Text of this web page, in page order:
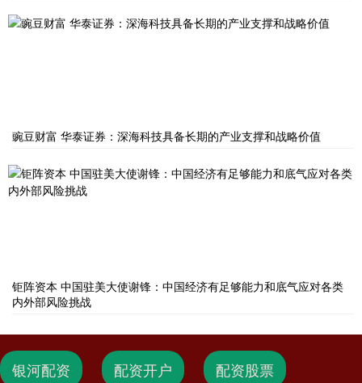
豌豆财富 华泰证券：深海科技具备长期的产业支撑和战略价值
钜阵资本 中国驻美大使谢锋：中国经济有足够能力和底气应对各类
内外部风险挑战
银河配资 配资开户 配资股票